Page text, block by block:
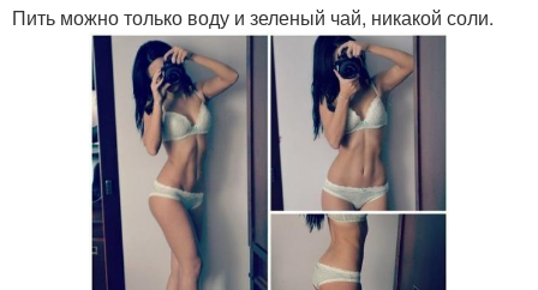
Пить можно только воду и зеленый чай, никакой соли.